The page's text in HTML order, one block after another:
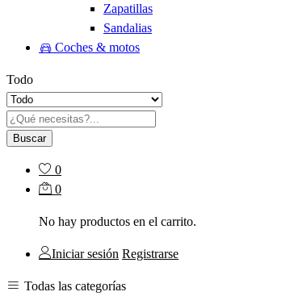
Zapatillas
Sandalias
Coches & motos
Todo
Buscar
0
0
No hay productos en el carrito.
Iniciar sesión Registrarse
Todas las categorías